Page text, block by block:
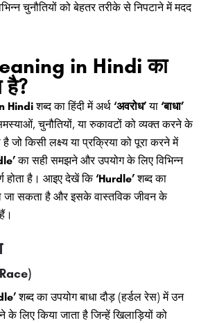
चुनौतियों को बेहतर तरीके से निपटाने में मदद
in Hindi का
है?
Hindiशब्द का हिंदी में अर्थ ‘अवरोध’या ‘बाधा’
चुनौतियों, या रुकावटों को व्यक्त करने के
है जो किसी लक्ष्य या प्रक्रिया को पूरा करने में
का सही समझने और उपयोग के लिए विभिन्न
होता है। आइए देखें कि‘Hurdle’शब्द का
जा सकता है और इसके वास्तविक जीवन के
शब्द का उपयोग बाधा दौड़ (हर्डल रेस) में उन
के लिए किया जाता है जिन्हें खिलाड़ियों को